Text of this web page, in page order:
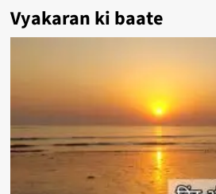
Vyakaran ki baate